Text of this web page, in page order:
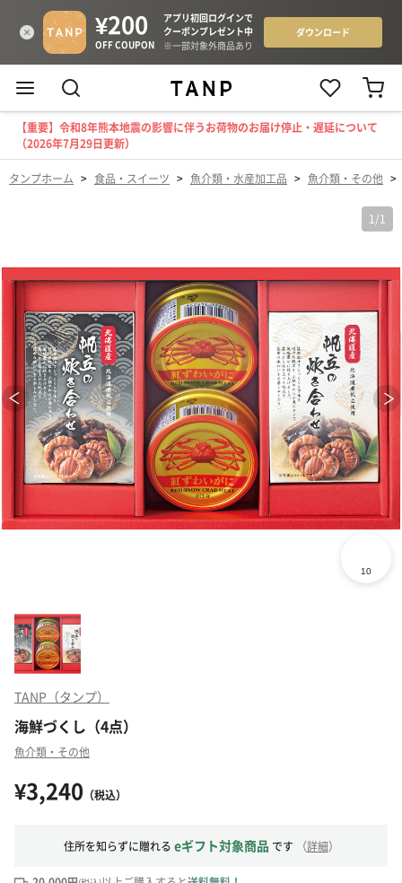
【重要】令和8年熊本地震の影響に伴うお荷物のお届け停止・遅延について
（2026年7月29日更新）
タンプホーム > 食品・スイーツ > 魚介類・水産加工品 > 魚介類・その他 >
1 /1
TANP（タンプ）
海鮮づくし（4点）
魚介類・その他
¥3,240 （税込）
住所を知らずに贈れる eギフト対象商品 です （詳細）